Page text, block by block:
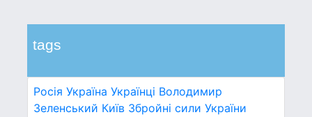
tags
Росія Україна Українці Володимир
Зеленський Київ Збройні сили України